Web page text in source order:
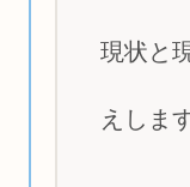
現状と
えしま